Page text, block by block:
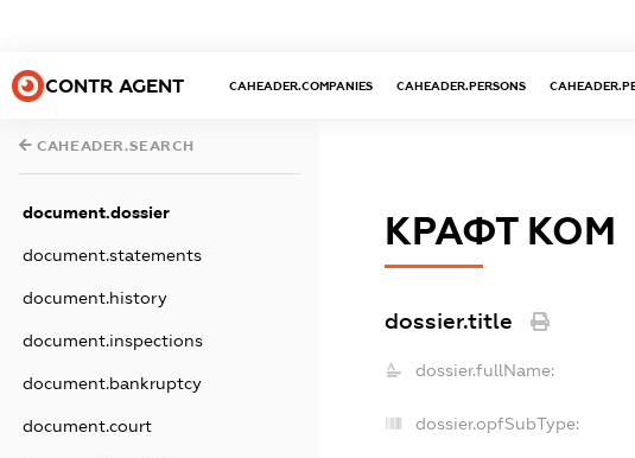
CONTR AGENT CAHEADER.COMPANIES CAHEADER.PERSONS
CAHEADER.SEARCH
document.dossier
document.statements
document.history
document.inspections
document.bankruptcy
document.court
КРАФТ КОМ
dossier.title
dossier.fullName:
dossier.opfSubType: